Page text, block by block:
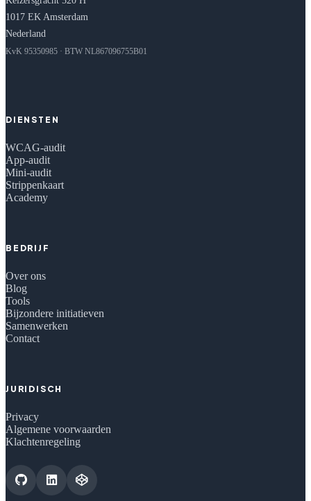
1017 EK Amsterdam
Nederland
KvK 95350985 · BTW NL867096755B01
DIENSTEN
WCAG-audit
App-audit
Mini-audit
Strippenkaart
Academy
BEDRIJF
Over ons
Blog
Tools
Bijzondere initiatieven
Samenwerken
Contact
JURIDISCH
Privacy
Algemene voorwaarden
Klachtenregeling